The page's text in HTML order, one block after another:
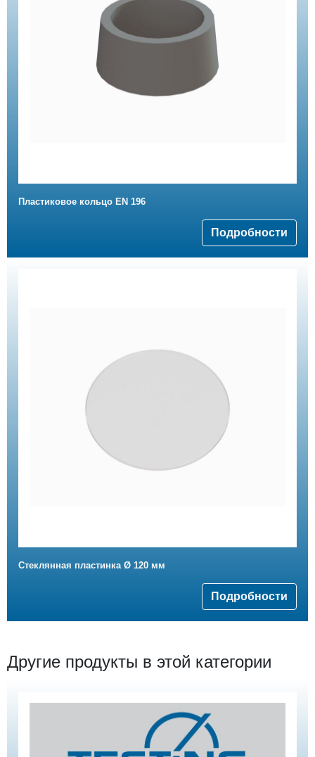
Пластиковое кольцо EN 196
Подробности
Стеклянная пластинка Ø 120 мм
Подробности
Другие продукты в этой категории